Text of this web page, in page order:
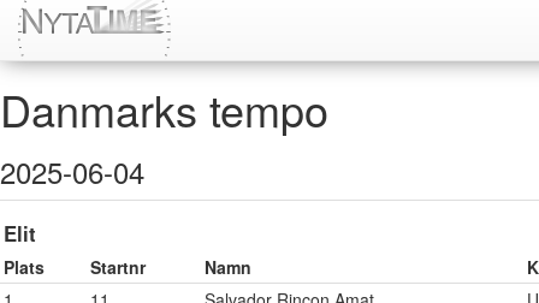
Danmarks tempo
2025-06-04
Elit
Plats Startnr Namn